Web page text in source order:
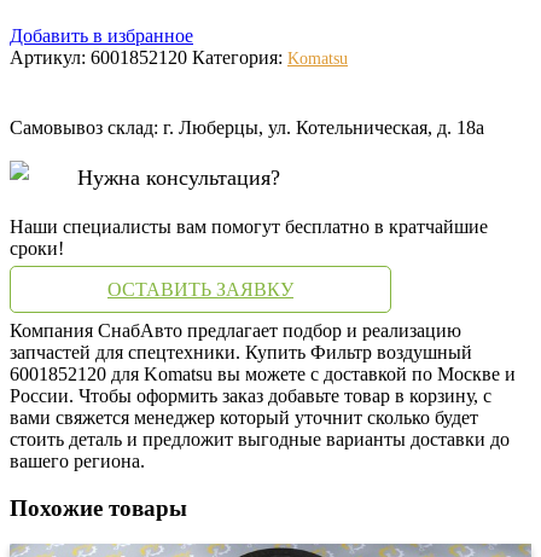
Добавить в избранное
Артикул: 6001852120 Категория: Komatsu
Самовывоз склад: г. Люберцы, ул. Котельническая, д. 18а
Нужна консультация?
Наши специалисты вам помогут бесплатно в кратчайшие
сроки!
ОСТАВИТЬ ЗАЯВКУ
Компания СнабАвто предлагает подбор и реализацию
запчастей для спецтехники. Купить Фильтр воздушный
6001852120 для Komatsu вы можете с доставкой по Москве и
России. Чтобы оформить заказ добавьте товар в корзину, с
вами свяжется менеджер который уточнит сколько будет
стоить деталь и предложит выгодные варианты доставки до
вашего региона.
Похожие товары